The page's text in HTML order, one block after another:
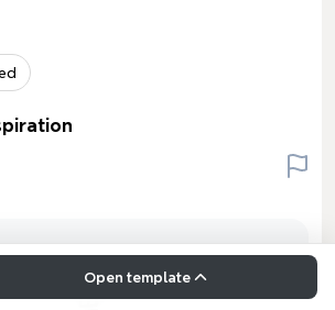
Open template